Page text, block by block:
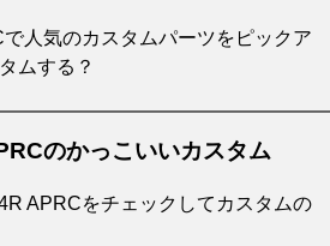
で人気のカスタムパーツをピックア
ムする？
のかっこいいカスタム
APRCをチェックしてカスタムの